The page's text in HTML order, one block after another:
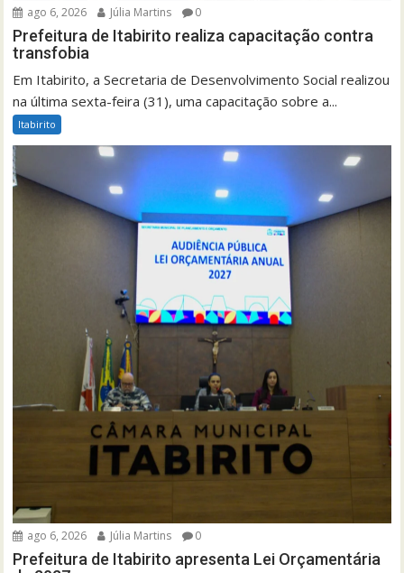
ago 6, 2026 Júlia Martins 0
Prefeitura de Itabirito realiza capacitação contra
transfobia
Em Itabirito, a Secretaria de Desenvolvimento Social realizou
na última sexta-feira (31), uma capacitação sobre a...
Itabirito
ago 6, 2026 Júlia Martins 0
Prefeitura de Itabirito apresenta Lei Orçamentária